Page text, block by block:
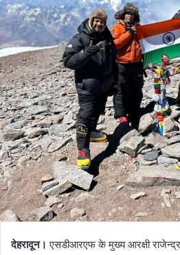
देहरादून। एसडीआरएफ के मुख्य आरक्षी राजेन्द्र